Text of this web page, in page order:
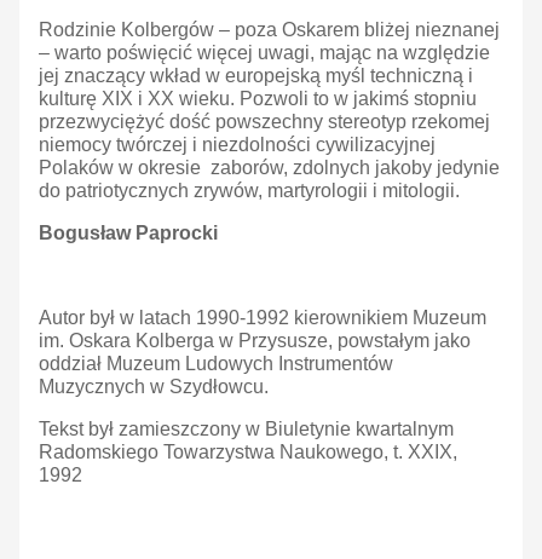
Rodzinie Kolbergów – poza Oskarem bliżej nieznanej
– warto poświęcić więcej uwagi, mając na względzie
jej znaczący wkład w europejską myśl techniczną i
kulturę XIX i XX wieku. Pozwoli to w jakimś stopniu
przezwyciężyć dość powszechny stereotyp rzekomej
niemocy twórczej i niezdolności cywilizacyjnej
Polaków w okresie zaborów, zdolnych jakoby jedynie
do patriotycznych zrywów, martyrologii i mitologii.
Bogusław Paprocki
Autor był w latach 1990-1992 kierownikiem Muzeum
im. Oskara Kolberga w Przysusze, powstałym jako
oddział Muzeum Ludowych Instrumentów
Muzycznych w Szydłowcu.
Tekst był zamieszczony w Biuletynie kwartalnym
Radomskiego Towarzystwa Naukowego, t. XXIX,
1992